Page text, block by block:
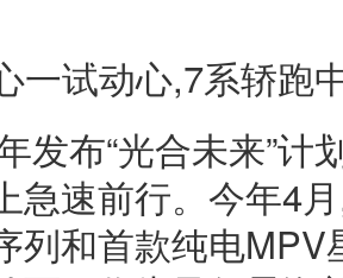
一试动心,7系轿跑
发布“光合未来”
急速前行。今年4
列和首款纯电